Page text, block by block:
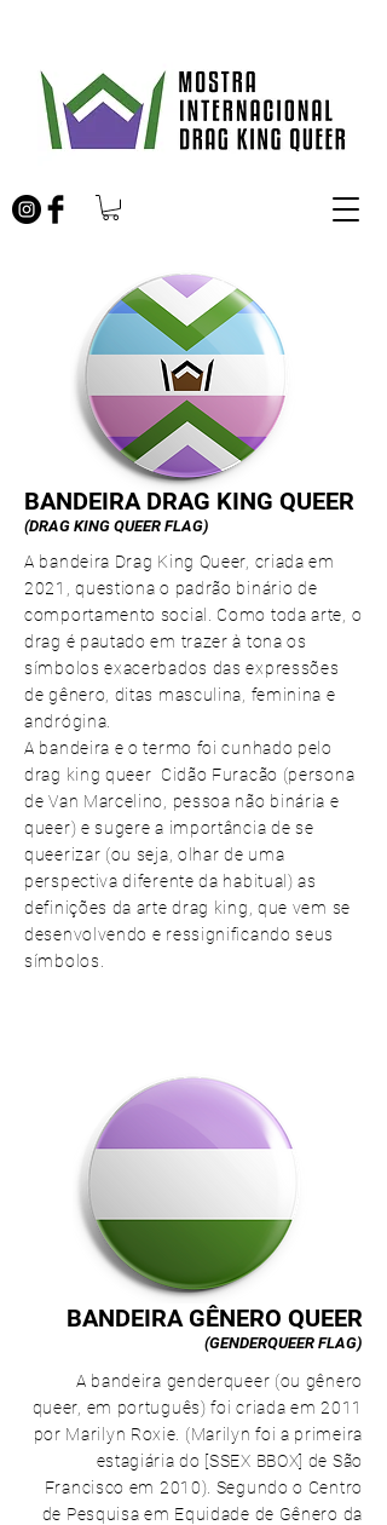
BANDEIRA DRAG KING QUEER
(DRAG KING QUEER FLAG)
A bandeira Drag King Queer, criada em
2021, questiona o padrão binário de
comportamento social. Como toda arte, o
drag é pautado em trazer à tona os
símbolos exacerbados das expressões
de gênero, ditas masculina, feminina e
andrógina.
A bandeira e o termo foi cunhado pelo
drag king queer Cidão Furacão (persona
de Van Marcelino, pessoa não binária e
queer) e sugere a importância de se
queerizar (ou seja, olhar de uma
perspectiva diferente da habitual) as
definições da arte drag king, que vem se
desenvolvendo e ressignificando seus
símbolos.
BANDEIRA GÊNERO QUEER
(GENDERQUEER FLAG)
A bandeira genderqueer (ou gênero
queer, em português) foi criada em 2011
por Marilyn Roxie. (Marilyn foi a primeira
estagiária do [SSEX BBOX] de São
Francisco em 2010). Segundo o Centro
de Pesquisa em Equidade de Gênero da